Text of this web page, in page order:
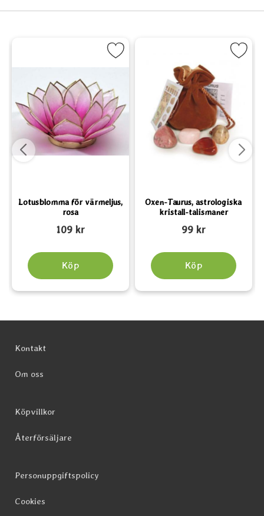
Lotusblomma för värmeljus,
rosa
Art. nr 1198109 kr
Köp
Markera Lotusblomma för värmeljus, rosa som favorit
Oxen-Taurus, astrologiska
kristall-talismaner
Art. nr 212599 kr
Köp
Markera Oxen-Taurus, astrologiska
Kontakt
Om oss
Köpvillkor
Återförsäljare
Personuppgiftspolicy
Cookies